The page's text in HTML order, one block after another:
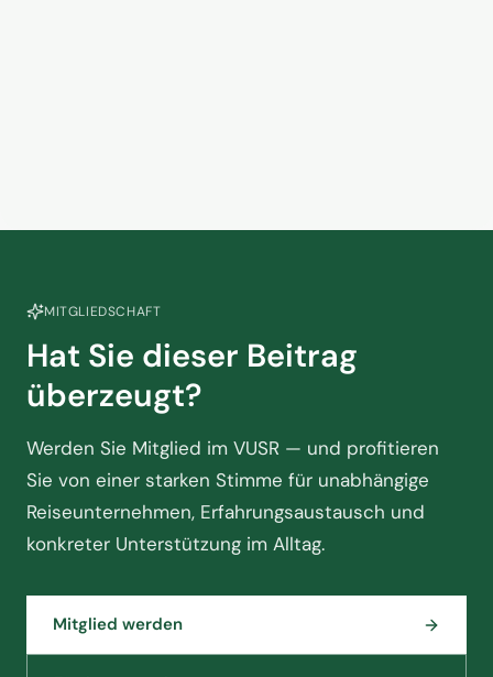
MITGLIEDSCHAFT
Hat Sie dieser Beitrag
überzeugt?
Werden Sie Mitglied im VUSR — und profitieren
Sie von einer starken Stimme für unabhängige
Reiseunternehmen, Erfahrungsaustausch und
konkreter Unterstützung im Alltag.
Mitglied werden